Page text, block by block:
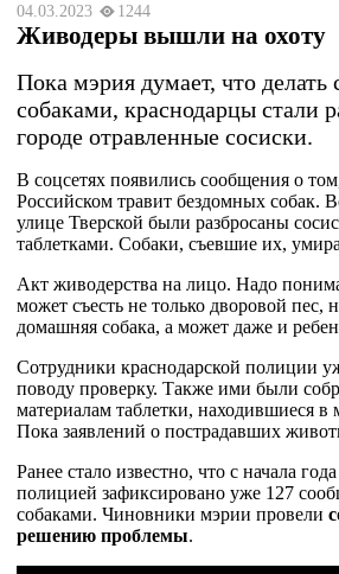
04.03.2023 1244
Живодеры вышли на охоту
Пока мэрия думает, что
собаками, краснодарцы стали
городе отравленные сосиски.
В соцсетях появились сообщения о
Российском травит бездомных собак.
улице Тверской были разбросаны
таблетками. Собаки, съевшие их,
Акт живодерства на лицо. Надо
может съесть не только дворовой пес,
домашняя собака, а может даже и
Сотрудники краснодарской полиции
поводу проверку. Также ими были
материалам таблетки, находившиеся в
Пока заявлений о пострадавших
Ранее стало известно, что с начала
полицией зафиксировано уже 127
собаками. Чиновники мэрии провели
решению проблемы.